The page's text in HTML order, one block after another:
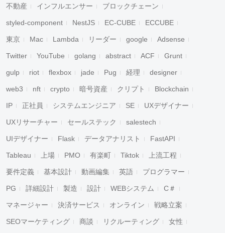
不動産 インフルエンサー ブロックチェーン
styled-component NestJS EC-CUBE ECCUBE
東京 Mac Lambda リーダー google Adsense
Twitter YouTube golang abstract ACF Grunt
gulp riot flexbox jade Pug 経理 designer
web3 nft crypto 暗号資産 クリプト Blockchain
IP 正社員 システムエンジニア SE UXデザイナー
UXリサーチャー セールステック salestech
UIデザイナー Flask データアナリスト FastAPI
Tableau 上場 PMO 有楽町 Tiktok 上流工程
要件定義 基本設計 動画編集 英語 プログラマー
PG 詳細設計 製造 設計 WEBシステム C＃
マネージャー 決済サービス オンライン 戦略立案
SEOマーケティング 商談 リクルーティング 女性